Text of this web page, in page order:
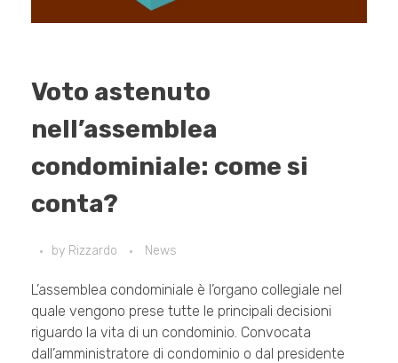
Voto astenuto
nell’assemblea
condominiale: come si
conta?
by Rizzardo News
L’assemblea condominiale è l’organo collegiale nel
quale vengono prese tutte le principali decisioni
riguardo la vita di un condominio. Convocata
dall’amministratore di condominio o dal presidente